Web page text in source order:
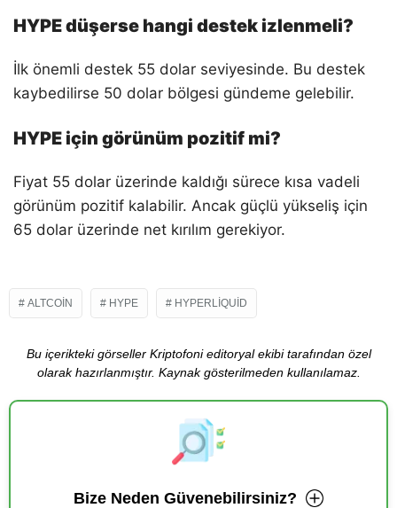
HYPE düşerse hangi destek izlenmeli?
İlk önemli destek 55 dolar seviyesinde. Bu destek
kaybedilirse 50 dolar bölgesi gündeme gelebilir.
HYPE için görünüm pozitif mi?
Fiyat 55 dolar üzerinde kaldığı sürece kısa vadeli
görünüm pozitif kalabilir. Ancak güçlü yükseliş için
65 dolar üzerinde net kırılım gerekiyor.
ALTCOIN HYPE HYPERLIQUID
Bu içerikteki görseller Kriptofoni editoryal ekibi tarafından özel
olarak hazırlanmıştır. Kaynak gösterilmeden kullanılamaz.
Bize Neden Güvenebilirsiniz?